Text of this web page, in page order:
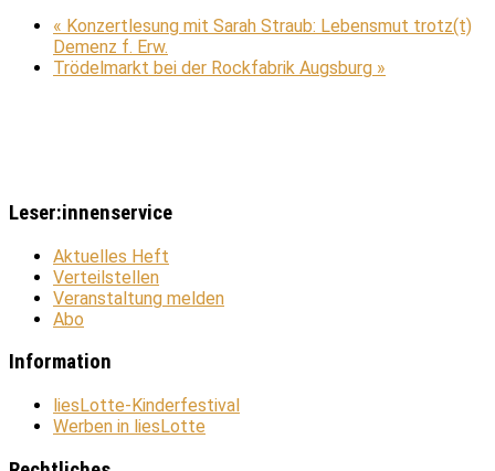
« Konzertlesung mit Sarah Straub: Lebensmut trotz(t)
Demenz f. Erw.
Trödelmarkt bei der Rockfabrik Augsburg »
Leser:innenservice
Aktuelles Heft
Verteilstellen
Veranstaltung melden
Abo
Information
liesLotte-Kinderfestival
Werben in liesLotte